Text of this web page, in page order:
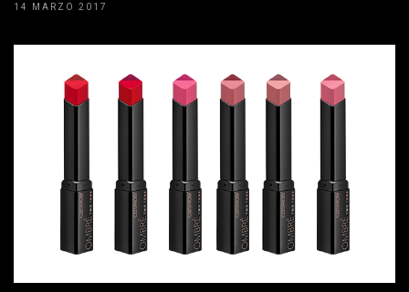
14 MARZO 2017